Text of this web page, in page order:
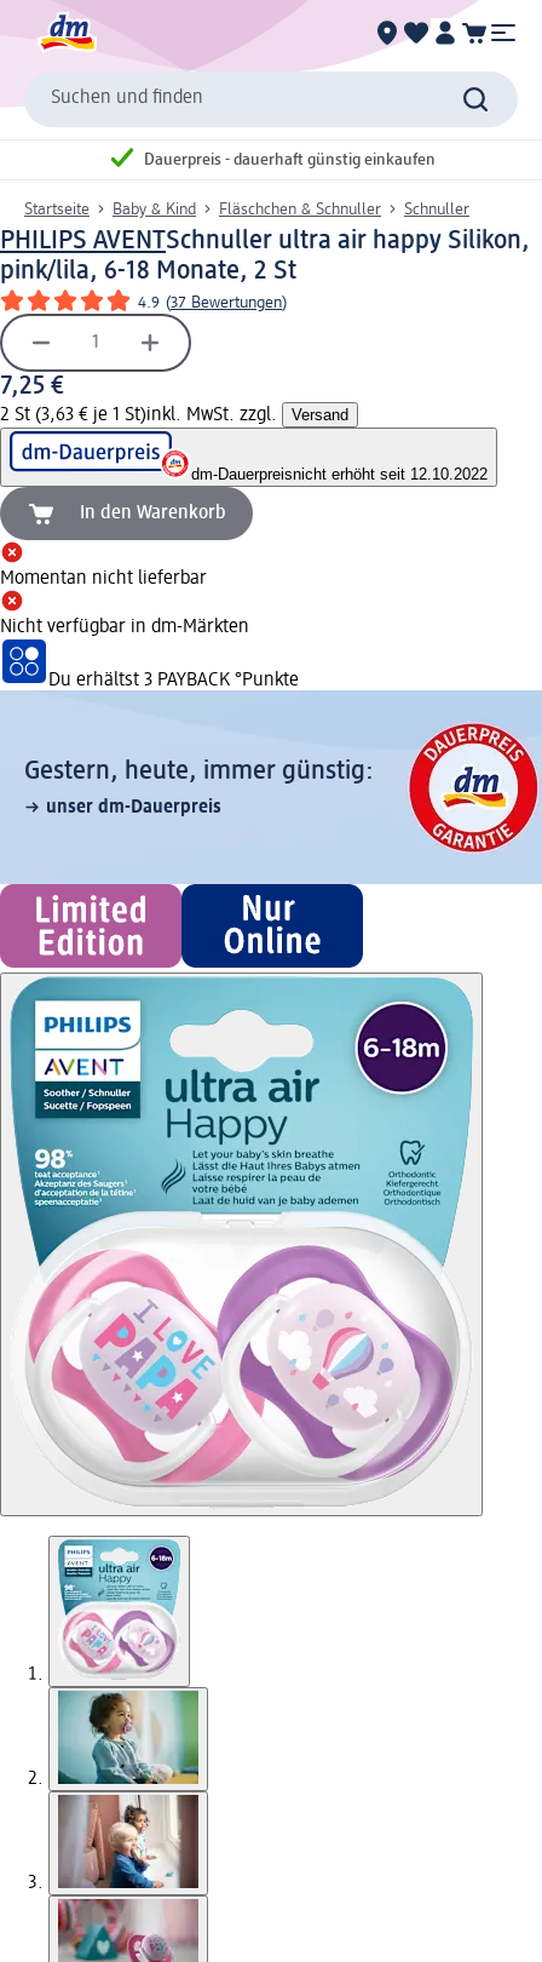
Suchen und finden
Dauerpreis - dauerhaft günstig einkaufen
Startseite Baby & Kind Fläschchen & Schnuller Schnuller
PHILIPS AVENTSchnuller ultra air happy Silikon,
pink/lila, 6-18 Monate, 2 St
4.9 (37 Bewertungen)
7,25 €
2 St (3,63 € je 1 St)inkl. MwSt. zzgl. Versand
dm-Dauerpreisnicht erhöht seit 12.10.2022
In den Warenkorb
Momentan nicht lieferbar
Nicht verfügbar in dm-Märkten
Du erhältst 3 PAYBACK °Punkte
Gestern, heute, immer günstig:
unser dm-Dauerpreis